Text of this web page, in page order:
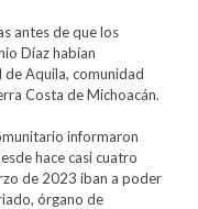
antes de que los
Díaz habían
de Aquila, comunidad
Costa de Michoacán.
informaron
hace casi cuatro
de 2023 iban a poder
órgano de